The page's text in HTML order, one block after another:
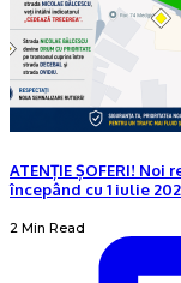
ATENȚIE ȘOFERI!
începând cu 1 iulie
2 Min Read